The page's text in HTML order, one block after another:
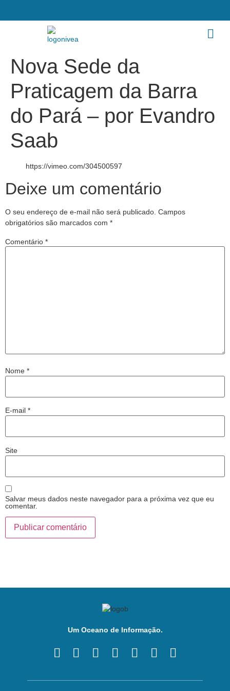
Nova Sede da
Praticagem da Barra
do Pará – por Evandro
Saab
https://vimeo.com/304500597
Deixe um comentário
O seu endereço de e-mail não será publicado. Campos
obrigatórios são marcados com *
Comentário *
Nome *
E-mail *
Site
Salvar meus dados neste navegador para a próxima vez que eu
comentar.
Um Oceano de Informação.